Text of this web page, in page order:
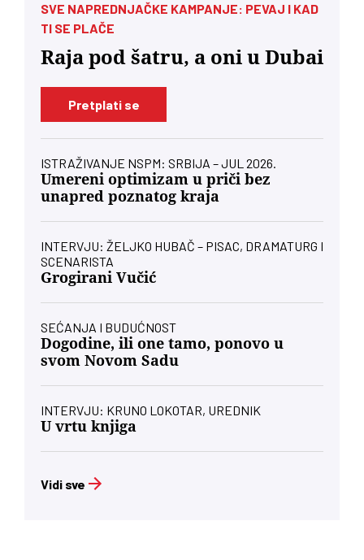
SVE NAPREDNJAČKE KAMPANJE: PEVAJ I KAD
TI SE PLAČE
Raja pod šatru, a oni u Dubai
Pretplati se
ISTRAŽIVANJE NSPM: SRBIJA – JUL 2026.
Umereni optimizam u priči bez
unapred poznatog kraja
INTERVJU: ŽELJKO HUBAČ – PISAC, DRAMATURG I
SCENARISTA
Grogirani Vučić
SEĆANJA I BUDUĆNOST
Dogodine, ili one tamo, ponovo u
svom Novom Sadu
INTERVJU: KRUNO LOKOTAR, UREDNIK
U vrtu knjiga
Vidi sve